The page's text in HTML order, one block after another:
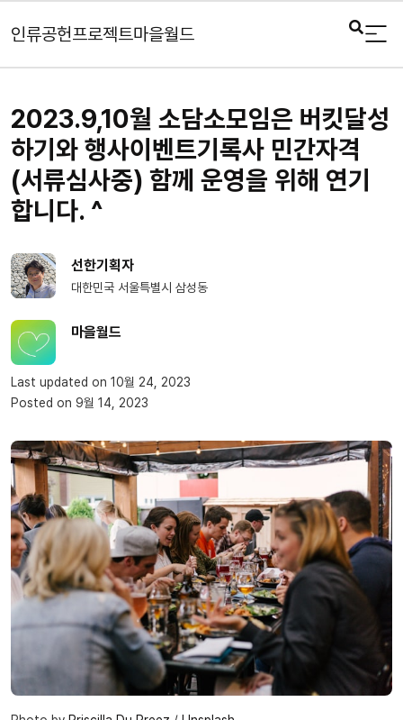
인류공헌프로젝트마을월드
2023.9,10월 소담소모임은 버킷달성
하기와 행사이벤트기록사 민간자격
(서류심사중) 함께 운영을 위해 연기
합니다. ^
선한기획자
대한민국 서울특별시 삼성동
마을월드
Last updated on 10월 24, 2023
Posted on 9월 14, 2023